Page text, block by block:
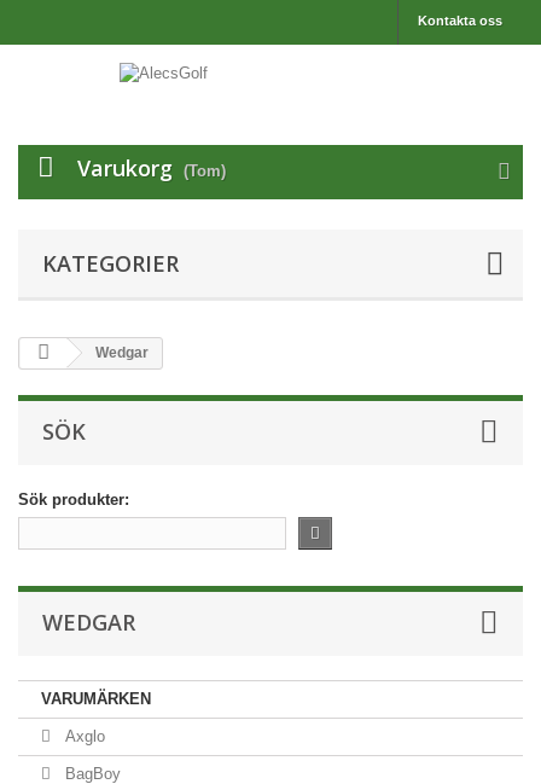
Kontakta oss
Varukorg (Tom)
KATEGORIER
Wedgar
SÖK
Sök produkter:
WEDGAR
VARUMÄRKEN
Axglo
BagBoy